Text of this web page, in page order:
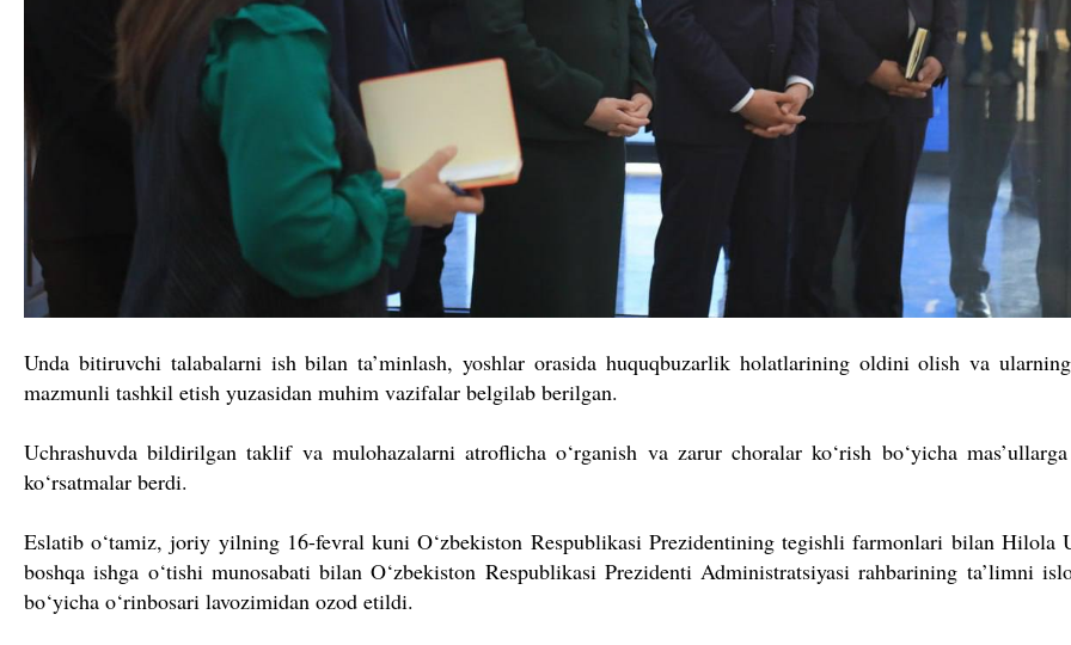
Unda bitiruvchi talabalarni ish bilan ta’minlash, yoshlar orasida huquqbuzarlik holatlarining oldini olish va
mazmunli tashkil etish yuzasidan muhim vazifalar belgilab berilgan.
Uchrashuvda bildirilgan taklif va mulohazalarni atroflicha o‘rganish va zarur choralar ko‘rish bo‘yicha
ko‘rsatmalar berdi.
Eslatib o‘tamiz, joriy yilning 16-fevral kuni O‘zbekiston Respublikasi Prezidentining tegishli farmonlari bilan Hilola
boshqa ishga o‘tishi munosabati bilan O‘zbekiston Respublikasi Prezidenti Administratsiyasi rahbarining ta’limni
bo‘yicha o‘rinbosari lavozimidan ozod etildi.